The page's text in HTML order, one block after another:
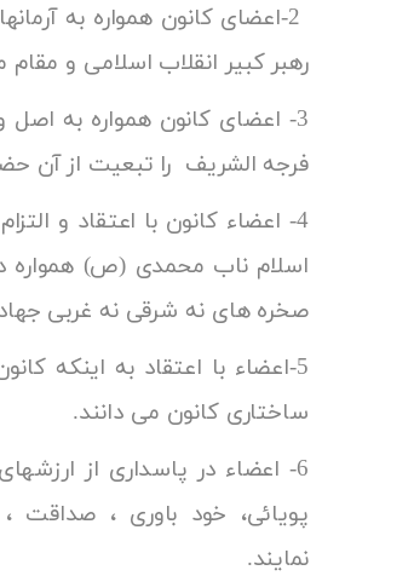
2-اعضای کانون همواره به
رهبر کبیر انقلاب
3- اعضای کانون همواره به
فرجه الشریف را تبعیت
4- اعضاء کانون با اعتقاد و
اسلام ناب محمدی (ص) همواره
صخره های نه شرقی
5-اعضاء با اعتقاد به اینکه
6- اعضاء در پاسداری از
پویائی، خود باوری ، صداقت